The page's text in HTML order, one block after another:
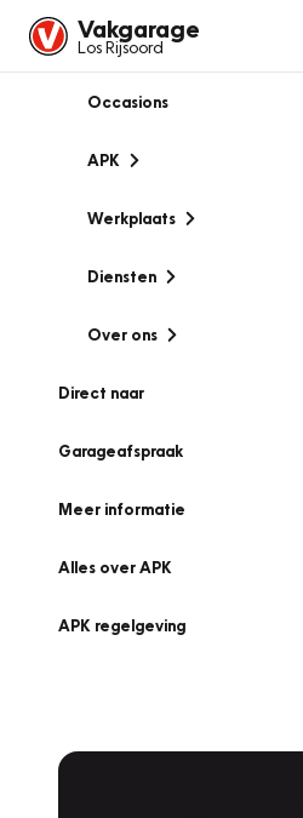
Vakgarage
Los Rijsoord
Occasions
APK
Werkplaats
Diensten
Over ons
Direct naar
Garageafspraak
Meer informatie
Alles over APK
APK regelgeving